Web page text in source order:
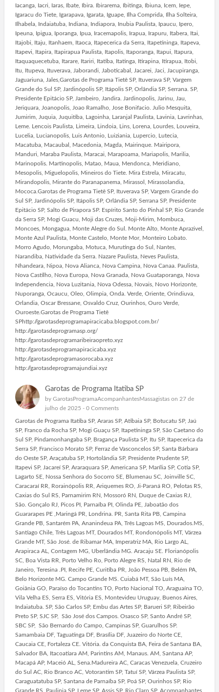
Iacanga, Iacri, Iaras, Ibate, Ibira. Ibirarema, Ibitinga, Ibiuna, Icem, Iepe,
Igaracu do Tiete, Igarapava, Igarata, Iguape, Ilha Comprida, Ilha Solteira,
Ilhabela, Indaiatuba, Indiana, Indiapora, Inubia Paulista, Ipaucu, Ipero,
Ipeuna, Ipigua, Iporanga, Ipua, Iracemapolis, Irapua, Irapuru, Itabera, Itai,
Itajobi, Itaju, Itanhaem, Itaoca, Itapecerica da Serra, Itapetininga, Itapeva,
Itapevi, Itapira, Itapirapua Paulista, Itapolis, Itaporanga, Itapui, Itapura,
Itaquaquecetuba, Itarare, Itariri, Itatiba, Itatinga, Itirapina, Itirapua, Itobi,
Itu, Itupeva, Ituverava, Jaborandi, Jaboticabal, Jacarei, Jaci, Jacupiranga,
Jaguariuna, Jales,Garotas de Programa Tietê SP, Ituverava SP, Vargem
Grande do Sul SP, Jardinópolis SP, Itápolis SP, Orlândia SP, Serrana. SP,
Presidente Epitácio SP, Jambeiro, Jandira. Jardinopolis, Jarinu, Jau,
Jeriquara, Joanopolis, Joao Ramalho, Jose Bonifacio. Julio Mesquita,
Jumirim, Juquia, Juquitiba, Lagoinha, Laranjal Paulista, Lavinia, Lavrinhas,
Leme. Lencois Paulista, Limeira, Lindoia, Lins, Lorena, Lourdes, Louveira,
Lucelia, Lucianopolis, Luis Antonio, Luiziania, Lupercio, Lutecia,
Macatuba, Macaubal, Macedonia, Magda, Mairinque. Mairipora,
Manduri, Maraba Paulista, Maracai, Marapoama, Mariapolis, Marilia,
Marinopolis. Martinopolis, Matao, Maua, Mendonca, Meridiano,
Mesopolis, Miguelopolis, Mineiros do Tiete. Mira Estrela, Miracatu,
Mirandopolis, Mirante do Paranapanema, Mirassol, Mirassolandia,
Mococa.Garotas de Programa Tietê SP, Ituverava SP, Vargem Grande do
Sul SP, Jardinópolis SP, Itápolis SP, Orlândia SP, Serrana SP, Presidente
Epitácio SP, Salto de Pirapora SP. Espírito Santo do Pinhal SP, Rio Grande
da Serra SP, Mogi Guacu, Moji das Cruzes, Moji-Mirim, Mombuca,
Moncoes, Mongagua, Monte Alegre do Sul. Monte Alto, Monte Aprazivel,
Monte Azul Paulista, Monte Castelo, Monte Mor, Monteiro Lobato.
Morro Agudo, Morungaba, Motuca, Murutinga do Sul, Nantes,
Narandiba, Natividade da Serra. Nazare Paulista, Neves Paulista,
Nhandeara, Nipoa, Nova Alianca, Nova Campina, Nova Canaa. Paulista,
Nova Castilho, Nova Europa, Nova Granada, Nova Guataporanga, Nova
Independencia, Nova Luzitania, Nova Odessa, Novais, Novo Horizonte,
Nuporanga, Ocaucu, Oleo, Olimpia, Onda. Verde, Oriente, Orindiuva,
Orlandia, Oscar Bressane, Osvaldo Cruz, Ourinhos, Ouro Verde,
Ouroeste.Garotas de Programa Tietê
SPhttp://garotasdeprogramapiracicaba.blogspot.com.br/
http://garotasdeprogramasp.org/
http://garotasdeprogramaribeiraopreto.xyz
http://garotasdeprogramapiracicaba.xyz
http://garotasdeprogramasorocaba.xyz
http://garotasdeprogramajundiai.xyz
Garotas de Programa Itatiba SP
by GarotasProgramaAcompanhantesMassagistason 27 de
julho de 2025 - 0 Comments
Garotas de Programa Itatiba SP, Araras SP, Atibaia SP, Botucatu SP, Jaú
SP, Franco da Rocha SP, Mogi Guaçu SP, Itapetininga SP, São Caetano do
Sul SP, Pindamonhangaba SP, Bragança Paulista SP, Itu SP, Itapecerica da
Serra SP, Francisco Morato SP, Ferraz de Vasconcelos SP, Santa Bárbara
do Oeste SP, Araçatuba SP, Hortolândia SP, Presidente Prudente SP,
Itapevi SP, Jacareí SP, Araraquara SP, Americana SP, Marília SP, Cotia SP,
Lagarto SE, Nossa Senhora do Socorro SE, Blumenau SC, Joinville SC,
Caracaraí RR, Rorainópolis RR, Ariquemes RO, Ji-Paraná RO, Pelotas RS,
Caxias do Sul RS, Parnamirim RN, Mossoró RN, Duque de Caxias RJ,
São. Gonçalo RJ, Picos PI, Parnaíba PI, Olinda PE, Jaboatão dos
Guararapes PE ,Maringá PR, Londrina. PR, Santa Rita PB, Campina
Grande PB, Santarém PA, Ananindeua PA, Três Lagoas MS, Dourados.MS,
Santiago Chile, Três Lagoas MT, Dourados MT, Rondonópolis MT, Várzea
Grande MT, São José. de Ribamar MA, Imperatriz MA, Rio Largo AL,
Arapiraca AL, Contagem MG, Uberlândia MG. Aracaju SE. Florianópolis
SC, Boa Vista RR, Porto Velho Ro, Porto Alegre RS, Natal RN, Rio de
Janeiro, Teresina .PI, Recife PE, Curitiba PR, João Pessoa PB, Belém PA,
Belo Horizonte MG. Campo Grande MS. Cuiabá MT, São Luís MA,
Goiânia GO, Paraíso do Tocantins TO, Porto Nacional TO, Araguaína TO,
Vila Velha ES, Serra ES, Vitória ES, Montevideu Uruguay, Buenos Aires,
Indaiatuba. SP, São Carlos SP, Embu das Artes SP, Barueri SP, Ribeirão
Preto SP, SJC SP, São José dos Campos. Osasco SP, Santo André SP,
SBC SP, São Bernardo do Campo, Campinas SP, Guarulhos SP.
Samambaia DF, Taguatinga DF, Brasília DF, Juazeiro do Norte CE,
Caucaia CE, Fortaleza CE. Vitória. da Conquista BA, Feira de Santana BA,
Salvador BA, Itacoatiara AM, Parintins AM, Manaus. AM, Santana AP,
Macapá AP, Maceió AL, Sena.Madureira AC, Caracas Venezuela, Cruzeiro
do Sul AC, Rio Branco AC, Votorantim SP, Tatuí SP, Várzea Paulista SP,
Caraguatatuba SP, Santana de Parnaíba SP, Poá SP, Ourinhos SP, Rio
Grande RS, Paulinia SP, Leme SP, Assis SP, Rio Claro SP, Acompanhantes